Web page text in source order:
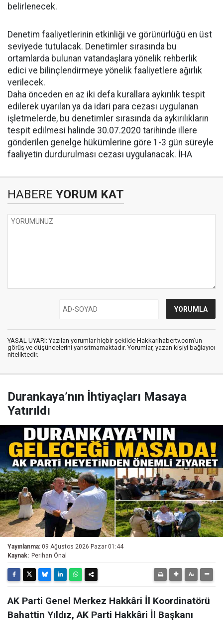
belirlenecek.
Denetim faaliyetlerinin etkinliği ve görünürlüğü en üst
seviyede tutulacak. Denetimler sırasında bu
ortamlarda bulunan vatandaşlara yönelik rehberlik
edici ve bilinçlendirmeye yönelik faaliyetlere ağırlık
verilecek.
Daha önceden en az iki defa kurallara aykırılık tespit
edilerek uyarılan ya da idari para cezası uygulanan
işletmelerde, bu denetimler sırasında da aykırılıkların
tespit edilmesi halinde 30.07.2020 tarihinde illere
gönderilen genelge hükümlerine göre 1-3 gün süreyle
faaliyetin durdurulması cezası uygulanacak. İHA
HABERE YORUM KAT
YASAL UYARI: Yazılan yorumlar hiçbir şekilde Hakkarihabertv.com’un
görüş ve düşüncelerini yansıtmamaktadır. Yorumlar, yazan kişiyi bağlayıcı
niteliktedir.
Durankaya’nın İhtiyaçları Masaya
Yatırıldı
Yayınlanma: 09 Ağustos 2026 Pazar 01:44
Kaynak: Perihan Önal
AK Parti Genel Merkez Hakkâri İl Koordinatörü
Bahattin Yıldız, AK Parti Hakkâri İl Başkanı